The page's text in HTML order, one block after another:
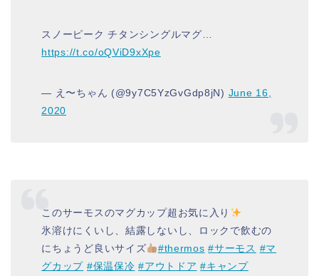
スノーピーク チタンシングルマグ…
https://t.co/oQViD9xXpe
— え〜ちゃん (@9y7C5YzGvGdp8jN) June 16,
2020
このサーモスのマグカップ超お気に入り
氷溶けにくいし、結露しないし、ロックで飲むの
にちょうど良いサイズ
#thermos #サーモス #マ
グカップ #保温保冷 #アウトドア #キャンプ